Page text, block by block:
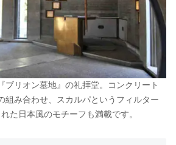
ブリオン墓地』の礼拝堂。コンクリート
組み合わせ、スカルパというフィルター
た日本風のモチーフも満載です。